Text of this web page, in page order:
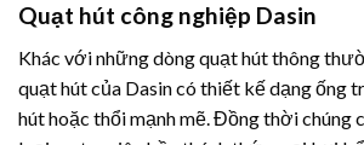
Quạt hút công nghiệp Dasin
Khác với những dòng quạt hút thông
quạt hút của Dasin có thiết kế dạng ống
hút hoặc thổi mạnh mẽ. Đồng thời chúng